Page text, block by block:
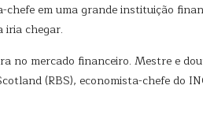
em uma grande instituição
iria chegar.
mercado financeiro. Mestre e
(RBS), economista-chefe do